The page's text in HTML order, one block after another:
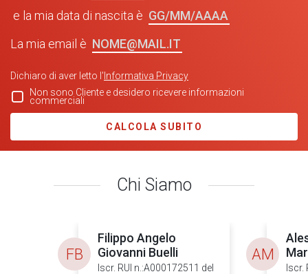
e la mia data di nascita è
GG/MM/AAAA
La mia email è NOME@MAIL.IT
Dichiaro di aver letto l' Informativa Privacy
Non sono Cliente e desidero ricevere informazioni
commerciali
CALCOLA SUBITO
Chi Siamo
Filippo Angelo
Giovanni Buelli
Iscr. RUI n.:A000172511 del
FB
Iscr.
AM